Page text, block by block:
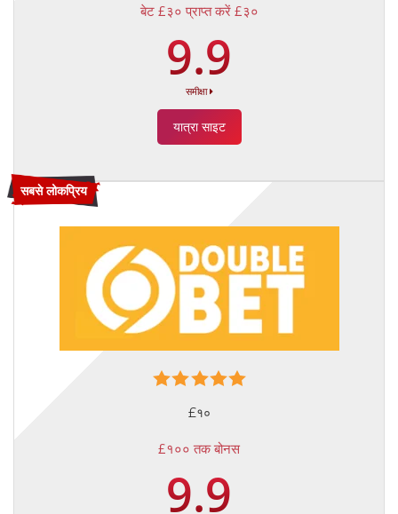
बेट £३० प्राप्त करें £३०
9.9
समीक्षा
यात्रा साइट
सबसे लोकप्रिय
£१०
£१०० तक बोनस
9.9